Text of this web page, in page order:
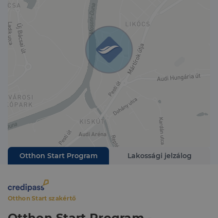
100 000 Ft + áfa ártól. Ha egy modern, kényelmes és
természetközeli otthont keresel, ez a ház tökéletes
megoldás. Saját telkedre is megépítjük!
HÍVJ! MUTATOM!
Otthon Start Program Lakossági jelzálog
Otthon Start szakértő